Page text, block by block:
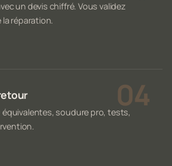
un devis chiffré. Vous validez
réparation.
équivalentes, soudure pro, tests,